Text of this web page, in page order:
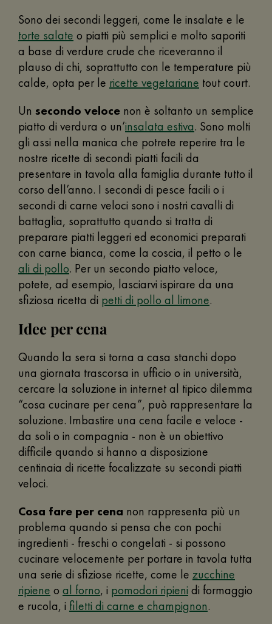
Sono dei secondi leggeri, come le insalate e le
torte salate o piatti più semplici e molto saporiti
a base di verdure crude che riceveranno il
plauso di chi, soprattutto con le temperature più
calde, opta per le ricette vegetariane tout court.
Un secondo veloce non è soltanto un semplice
piatto di verdura o un’insalata estiva. Sono molti
gli assi nella manica che potrete reperire tra le
nostre ricette di secondi piatti facili da
presentare in tavola alla famiglia durante tutto il
corso dell’anno. I secondi di pesce facili o i
secondi di carne veloci sono i nostri cavalli di
battaglia, soprattutto quando si tratta di
preparare piatti leggeri ed economici preparati
con carne bianca, come la coscia, il petto o le
ali di pollo. Per un secondo piatto veloce,
potete, ad esempio, lasciarvi ispirare da una
sfiziosa ricetta di petti di pollo al limone.
Idee per cena
Quando la sera si torna a casa stanchi dopo
una giornata trascorsa in ufficio o in università,
cercare la soluzione in internet al tipico dilemma
“cosa cucinare per cena”, può rappresentare la
soluzione. Imbastire una cena facile e veloce -
da soli o in compagnia - non è un obiettivo
difficile quando si hanno a disposizione
centinaia di ricette focalizzate su secondi piatti
veloci.
Cosa fare per cena non rappresenta più un
problema quando si pensa che con pochi
ingredienti - freschi o congelati - si possono
cucinare velocemente per portare in tavola tutta
una serie di sfiziose ricette, come le zucchine
ripiene o al forno, i pomodori ripieni di formaggio
e rucola, i filetti di carne e champignon.